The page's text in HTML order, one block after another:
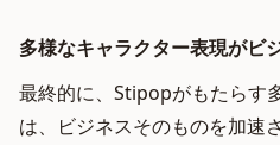
多様なキャラクター表現がビ
最終的に、Stipopがもたらす
は、ビジネスそのものを加速